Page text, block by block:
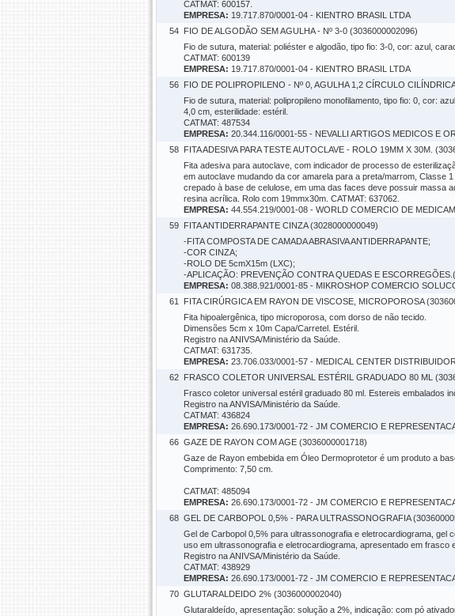
CATMAT: 600157.
EMPRESA: 19.717.870/0001-04 - KIENTRO BRASIL LTDA
54 FIO DE ALGODÃO SEM AGULHA - Nº 3-0 (3036000002096)
Fio de sutura, material: poliéster e algodão, tipo fio: 3-0, cor: azul,
CATMAT: 600139
EMPRESA: 19.717.870/0001-04 - KIENTRO BRASIL LTDA
56 FIO DE POLIPROPILENO - Nº 0, AGULHA 1,2 CÍRCULO
Fio de sutura, material: polipropileno monofilamento, tipo fio: 0, cor:
4,0 cm, esterilidade: estéril.
CATMAT: 487534
EMPRESA: 20.344.116/0001-55 - NEVALLI ARTIGOS MEDICOS E
58 FITA ADESIVA PARA TESTE AUTOCLAVE - ROLO 19MM X 30M.
Fita adesiva para autoclave, com indicador de processo de
em autoclave mudando da cor amarela para a preta/marrom, Classe
crepado à base de celulose, em uma das faces deve possuir massa
resina acrílica. Rolo com 19mmx30m. CATMAT: 637062.
EMPRESA: 44.554.219/0001-08 - WORLD COMERCIO DE
59 FITA ANTIDERRAPANTE CINZA (3028000000049)
-FITA COMPOSTA DE CAMADA ABRASIVA ANTIDERRAPANTE;
-COR CINZA;
-ROLO DE 5cmX15m (LXC);
-APLICAÇÃO: PREVENÇÃO CONTRA QUEDAS E
EMPRESA: 08.388.921/0001-85 - MIKROSHOP COMERCIO
61
FITA CIRÚRGICA EM RAYON DE VISCOSE, MICROPOROSA
Fita hipoalergênica, tipo microporosa, com dorso de não tecido.
Dimensões 5cm x 10m Capa/Carretel. Estéril.
Registro na ANIVSA/Ministério da Saúde.
CATMAT: 631735.
EMPRESA: 23.706.033/0001-57 - MEDICAL CENTER
62 FRASCO COLETOR UNIVERSAL ESTÉRIL GRADUADO 80 ML
Frasco coletor universal estéril graduado 80 ml. Estereis embalados
Registro na ANVISA/Ministério da Saúde.
CATMAT: 436824
EMPRESA: 26.690.173/0001-72 - JM COMERCIO E
66 GAZE DE RAYON COM AGE (3036000001718)
Gaze de Rayon embebida em Óleo Dermoprotetor é um produto a
Comprimento: 7,50 cm.
CATMAT: 485094
EMPRESA: 26.690.173/0001-72 - JM COMERCIO E
68 GEL DE CARBOPOL 0,5% - PARA ULTRASSONOGRAFIA
Gel de Carbopol 0,5% para ultrassonografia e eletrocardiograma,
uso em ultrassonografia e eletrocardiograma, apresentado em frasco
Registro na ANIVSA/Ministério da Saúde.
CATMAT: 438929
EMPRESA: 26.690.173/0001-72 - JM COMERCIO E
70 GLUTARALDEIDO 2% (3036000002040)
Glutaraldeído, apresentação: solução a 2%, indicação: com pó